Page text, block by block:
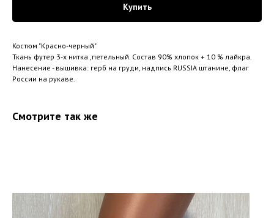
Купить
Костюм "Красно-черный"
Ткань футер 3-х нитка ,петельный. Состав 90% хлопок + 10 % лайкра.
Нанесение - вышивка: герб на груди, надпись RUSSIA штанине, флаг
России на рукаве.
Смотрите так же